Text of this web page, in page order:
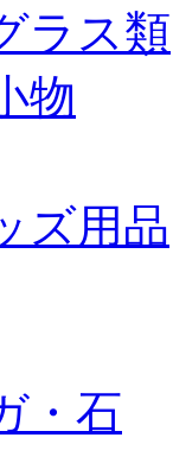
ラス類
物
ズ用品
・石